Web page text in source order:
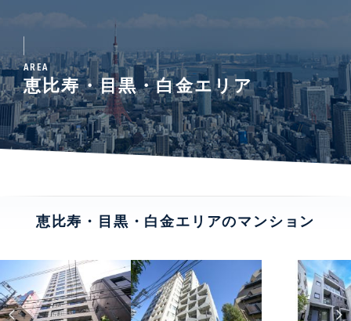
AREA
恵比寿・目黒・白金エリア
恵比寿・目黒・白金エリアのマンション